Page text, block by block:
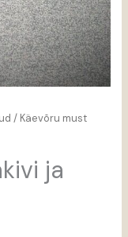
/ Käevõru must
ja